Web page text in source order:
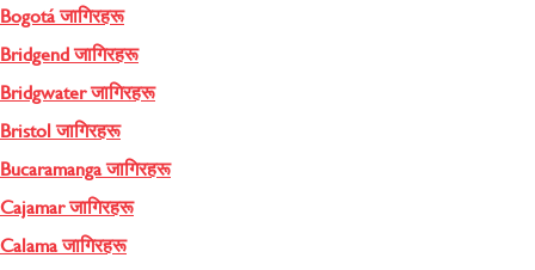
Bogotá जागिरहरू
Bridgend जागिरहरू
Bridgwater जागिरहरू
Bristol जागिरहरू
Bucaramanga जागिरहरू
Cajamar जागिरहरू
Calama जागिरहरू